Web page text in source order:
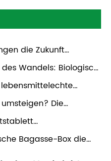
die Zukunft
sind
Wandels: Biologisch
sauberere Zukunft
undDie
Essens
Bagasse-Box die